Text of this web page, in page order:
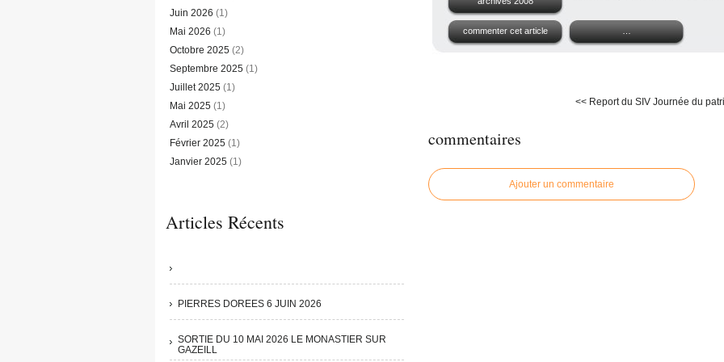
Juin 2026 (1)
Mai 2026 (1)
Octobre 2025 (2)
Septembre 2025 (1)
Juillet 2025 (1)
Mai 2025 (1)
Avril 2025 (2)
Février 2025 (1)
Janvier 2025 (1)
Articles Récents
PIERRES DOREES 6 JUIN 2026
SORTIE DU 10 MAI 2026 LE MONASTIER SUR
GAZEILL
commenter cet article …
<< Report du SIV Journée du
commentaires
Ajouter un commentaire